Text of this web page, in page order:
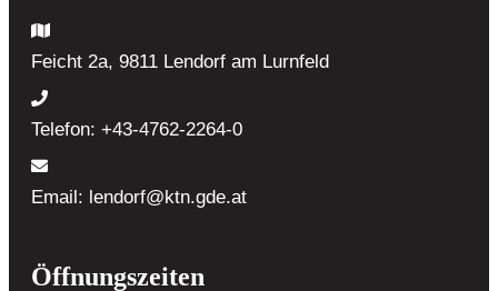
Feicht 2a, 9811 Lendorf am Lurnfeld
Telefon: +43-4762-2264-0
Email: lendorf@ktn.gde.at
Öffnungszeiten